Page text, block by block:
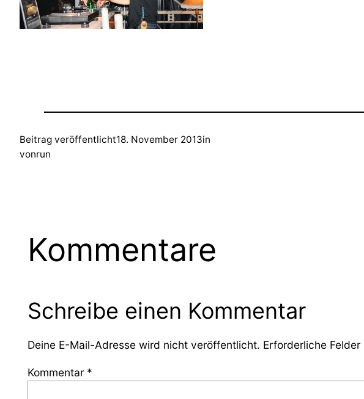
Beitrag veröffentlicht18. November 2013in
vonrun
Kommentare
Schreibe einen Kommentar
Deine E-Mail-Adresse wird nicht veröffentlicht. Erforderliche
Kommentar *